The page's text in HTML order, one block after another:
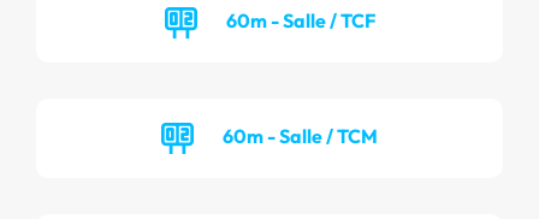
60m - Salle / TCF
60m - Salle / TCM